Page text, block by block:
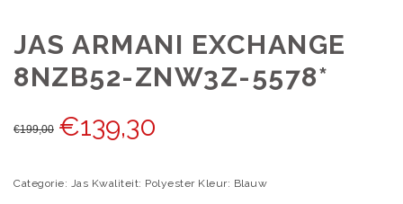
JAS ARMANI EXCHANGE
8NZB52-ZNW3Z-5578*
€199,00 €139,30
Categorie: Jas Kwaliteit: Polyester Kleur: Blauw